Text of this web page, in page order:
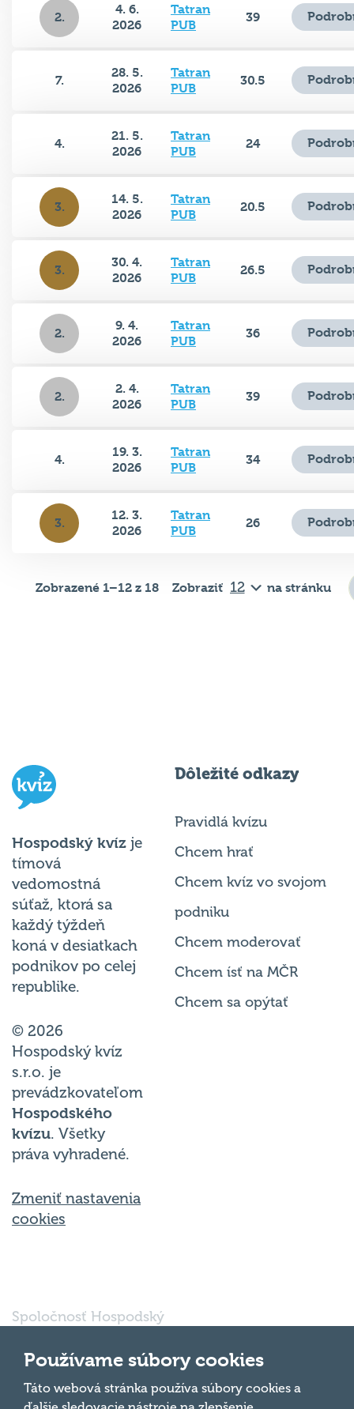
2.
4. 6.
2026
Tatran
PUB
39
7.
28. 5.
2026
Tatran
PUB
30.5
4.
21. 5.
2026
Tatran
PUB
24
3.
14. 5.
2026
Tatran
PUB
20.5
3.
30. 4.
2026
Tatran
PUB
26.5
2.
9. 4.
2026
Tatran
PUB
36
2.
2. 4.
2026
Tatran
PUB
39
4.
19. 3.
2026
Tatran
PUB
34
3.
12. 3.
2026
Tatran
PUB
26
Zobrazené 1–12 z 18 Zobraziť na stránku
Hospodský kvíz je
tímová
vedomostná
súťaž, ktorá sa
každý týždeň
koná v desiatkach
podnikov po celej
republike.
© 2026
Hospodský kvíz
s.r.o. je
prevádzkovateľom
Hospodského
kvízu. Všetky
práva vyhradené.
Zmeniť nastavenia
cookies
Dôležité odkazy
Pravidlá kvízu
Chcem hrať
Chcem kvíz vo svojom
podniku
Chcem moderovať
Chcem ísť na MČR
Chcem sa opýtať
Spoločnosť Hospodský
sídlom Svätoplukova
16791/30, Bratislava
821 08, IČO: 56 763
697 je vedená pod
Používame súbory cookies
Táto webová stránka používa súbory cookies a